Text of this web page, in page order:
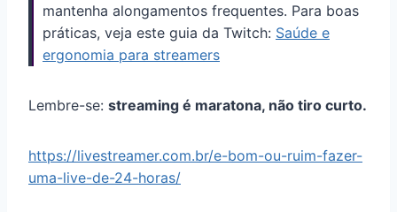
mantenha alongamentos frequentes. Para boas
práticas, veja este guia da Twitch: Saúde e
ergonomia para streamers
Lembre-se: streaming é maratona, não tiro curto.
https://livestreamer.com.br/e-bom-ou-ruim-fazer-
uma-live-de-24-horas/